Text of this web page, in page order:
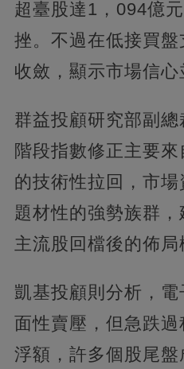
超臺股達1，094億
挫。不過在低接買
收斂，顯示市場信心
群益投顧研究部副
階段指數修正主要
的技術性拉回，市
題材性的強勢族群
主流股回檔後的佈局
凱基投顧則分析，
面性賣壓，但急跌
浮額，許多個股尾